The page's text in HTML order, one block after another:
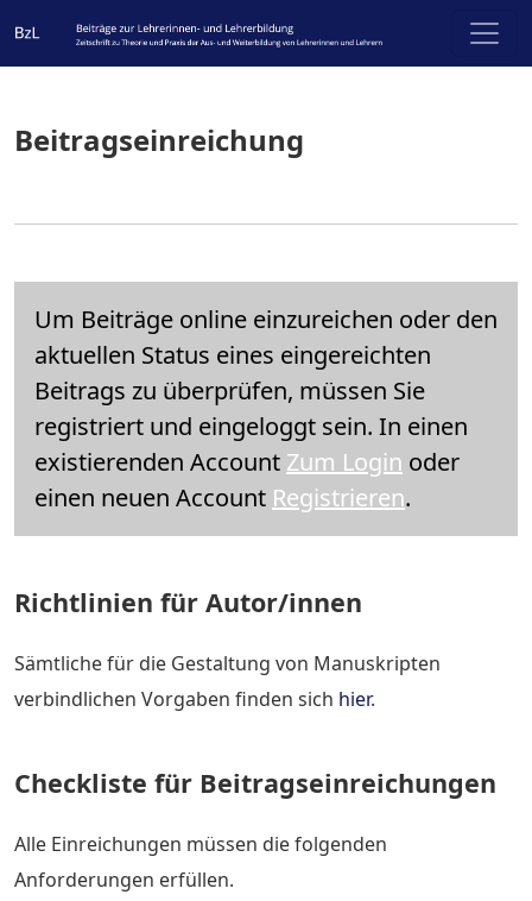
Beitragseinreichung
Um Beiträge online einzureichen oder den
aktuellen Status eines eingereichten
Beitrags zu überprüfen, müssen Sie
registriert und eingeloggt sein. In einen
existierenden Account Zum Login oder
einen neuen Account Registrieren.
Richtlinien für Autor/innen
Sämtliche für die Gestaltung von Manuskripten
verbindlichen Vorgaben finden sich hier.
Checkliste für Beitragseinreichungen
Alle Einreichungen müssen die folgenden
Anforderungen erfüllen.